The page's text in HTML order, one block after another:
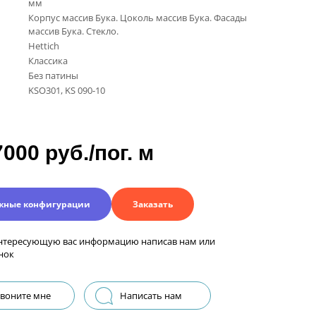
мм
Корпус массив Бука. Цоколь массив Бука. Фасады
массив Бука. Стекло.
Hettich
Классика
Без патины
KSO301, KS 090-10
руб./пог. м
конфигурации Заказать
вас информацию написав нам или
мне Написать нам